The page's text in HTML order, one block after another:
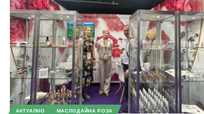
АКТУАЛНО МАСЛОДАЙНА РОЗА